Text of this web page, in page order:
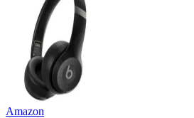
Amazon